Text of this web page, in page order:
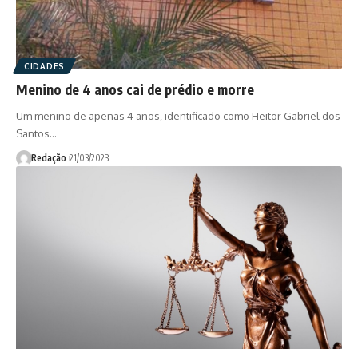
CIDADES
Menino de 4 anos cai de prédio e morre
Um menino de apenas 4 anos, identificado como Heitor Gabriel dos
Santos…
Redação 21/03/2023